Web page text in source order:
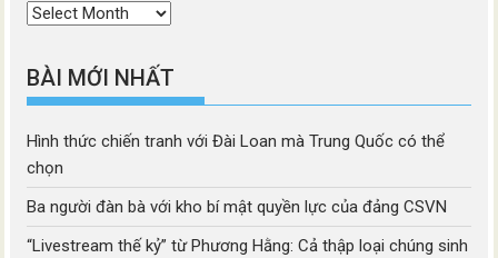
Thời
BÀI MỚI NHẤT
Hình thức chiến tranh với Đài Loan mà Trung Quốc có thể
chọn
Ba người đàn bà với kho bí mật quyền lực của đảng CSVN
“Livestream thế kỷ” từ Phương Hằng: Cả thập loại chúng sinh